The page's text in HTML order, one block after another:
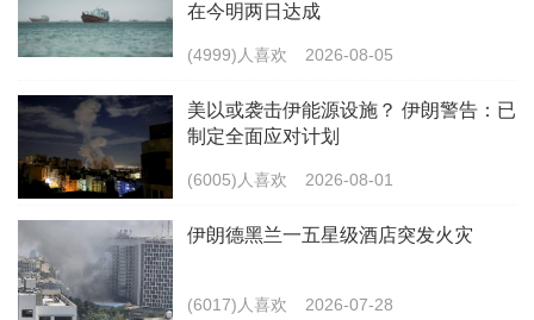
在今明两日达成
(4999)人喜欢 2026-08-05
美以或袭击伊能源设施？ 伊朗警告：已
制定全面应对计划
(6005)人喜欢 2026-08-01
伊朗德黑兰一五星级酒店突发火灾
(6017)人喜欢 2026-07-28